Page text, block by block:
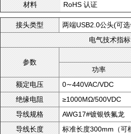
材料 RoHS 认证
接头类型 两端USB2.0公头(可
电气技术指标
参数
功率
额定电压
0∼440VAC/VDC
绝缘电阻 ≥1000MΩ/500VDC
导线规格 AWG17#镀银铁氟龙
导线长度 标准长度300mm（可